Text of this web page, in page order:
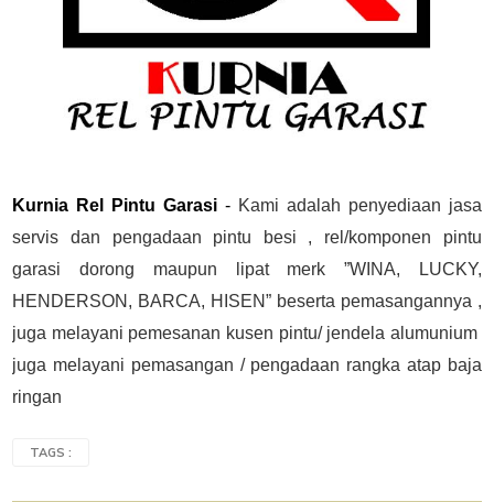
Kurnia Rel Pintu Garasi - Kami adalah penyediaan jasa
servis dan pengadaan pintu besi , rel/komponen pintu
garasi dorong maupun lipat merk ”WINA, LUCKY,
HENDERSON, BARCA, HISEN” beserta pemasangannya ,
juga melayani pemesanan kusen pintu/ jendela alumunium
juga melayani pemasangan / pengadaan rangka atap baja
ringan
TAGS :